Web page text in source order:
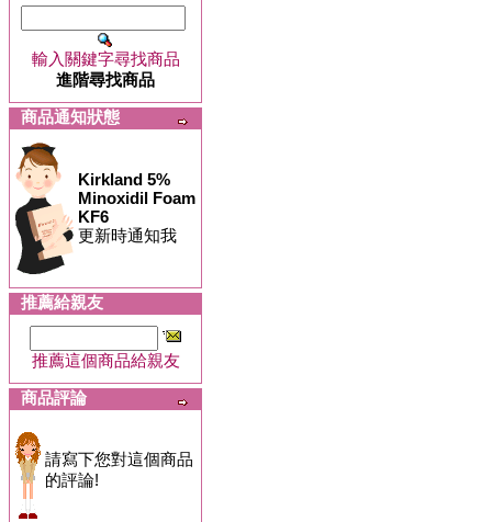
輸入關鍵字尋找商品
進階尋找商品
商品通知狀態
Kirkland 5%
Minoxidil Foam
KF6
更新時通知我
推薦給親友
推薦這個商品給親友
商品評論
請寫下您對這個商品
的評論!